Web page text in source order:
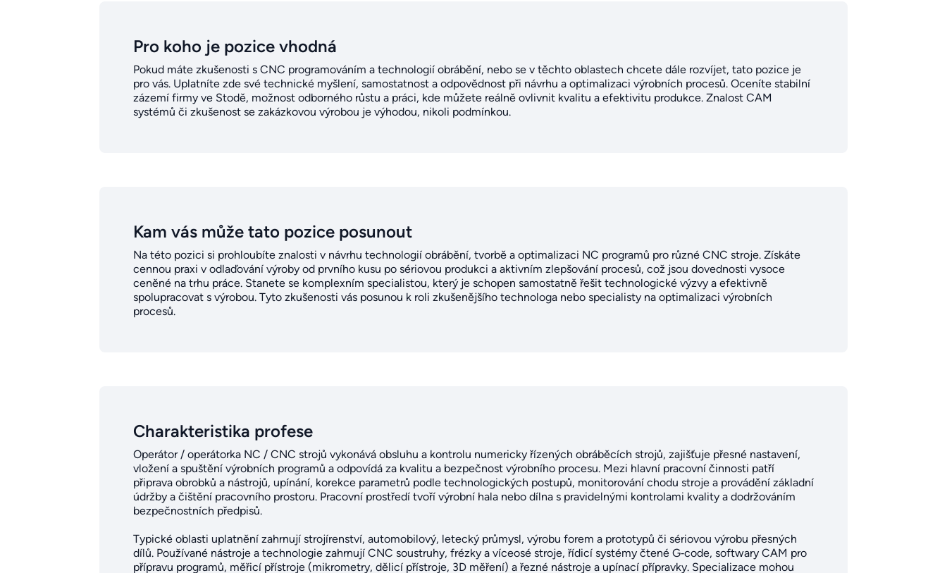
Pro koho je pozice vhodná
Pokud máte zkušenosti s CNC programováním a technologií obrábění, nebo se v těchto oblastech chcete dále rozvíjet, tato pozice je
pro vás. Uplatníte zde své technické myšlení, samostatnost a odpovědnost při návrhu a optimalizaci výrobních procesů. Oceníte stabilní
zázemí firmy ve Stodě, možnost odborného růstu a práci, kde můžete reálně ovlivnit kvalitu a efektivitu produkce. Znalost CAM
systémů či zkušenost se zakázkovou výrobou je výhodou, nikoli podmínkou.
Kam vás může tato pozice posunout
Na této pozici si prohloubíte znalosti v návrhu technologií obrábění, tvorbě a optimalizaci NC programů pro různé CNC stroje. Získáte
cennou praxi v odlaďování výroby od prvního kusu po sériovou produkci a aktivním zlepšování procesů, což jsou dovednosti vysoce
ceněné na trhu práce. Stanete se komplexním specialistou, který je schopen samostatně řešit technologické výzvy a efektivně
spolupracovat s výrobou. Tyto zkušenosti vás posunou k roli zkušenějšího technologa nebo specialisty na optimalizaci výrobních
procesů.
Charakteristika profese
Operátor / operátorka NC / CNC strojů vykonává obsluhu a kontrolu numericky řízených obráběcích strojů, zajišťuje přesné nastavení,
vložení a spuštění výrobních programů a odpovídá za kvalitu a bezpečnost výrobního procesu. Mezi hlavní pracovní činnosti patří
připrava obrobků a nástrojů, upínání, korekce parametrů podle technologických postupů, monitorování chodu stroje a provádění základní
údržby a čištění pracovního prostoru. Pracovní prostředí tvoří výrobní hala nebo dílna s pravidelnými kontrolami kvality a dodržováním
bezpečnostních předpisů.
Typické oblasti uplatnění zahrnují strojírenství, automobilový, letecký průmysl, výrobu forem a prototypů či sériovou výrobu přesných
dílů. Používané nástroje a technologie zahrnují CNC soustruhy, frézky a víceosé stroje, řídicí systémy čtené G‑code, softwary CAM pro
přípravu programů, měřicí přístroje (mikrometry, dělicí přístroje, 3D měření) a řezné nástroje a upínací přípravky. Specializace mohou